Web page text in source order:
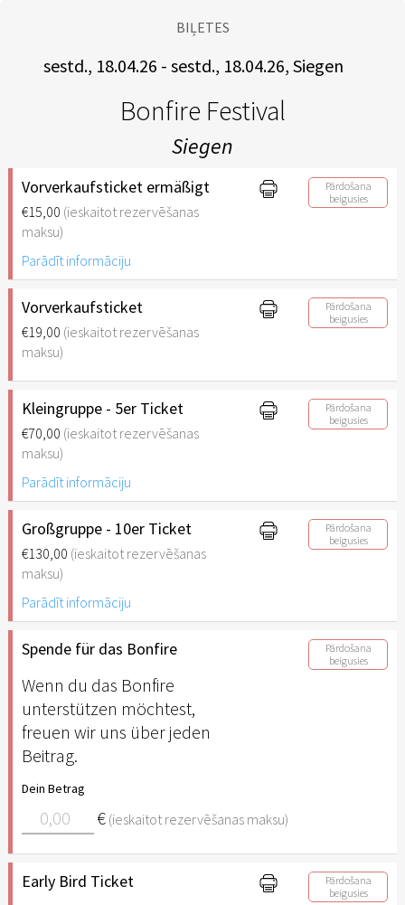
BIĻETES
sestd., 18.04.26 - sestd., 18.04.26, Siegen
Bonfire Festival
Siegen
Vorverkaufsticket ermäßigt
€15,00 (ieskaitot rezervēšanas
maksu)
Pārdošana
beigusies
Parādīt informāciju
Vorverkaufsticket
€19,00 (ieskaitot rezervēšanas
maksu)
Pārdošana
beigusies
Kleingruppe - 5er Ticket
€70,00 (ieskaitot rezervēšanas
maksu)
Pārdošana
beigusies
Parādīt informāciju
Großgruppe - 10er Ticket
€130,00 (ieskaitot rezervēšanas
maksu)
Pārdošana
beigusies
Parādīt informāciju
Spende für das Bonfire
Wenn du das Bonfire
unterstützen möchtest,
freuen wir uns über jeden
Beitrag.
Dein Betrag
€ (ieskaitot rezervēšanas maksu)
Pārdošana
beigusies
Early Bird Ticket
Pārdošana
beigusies